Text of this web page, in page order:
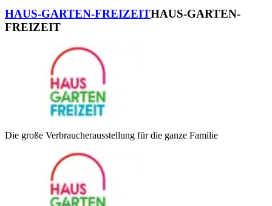
HAUS-GARTEN-FREIZEITHAUS-GARTEN-
FREIZEIT
Die große Verbraucherausstellung für die ganze Familie